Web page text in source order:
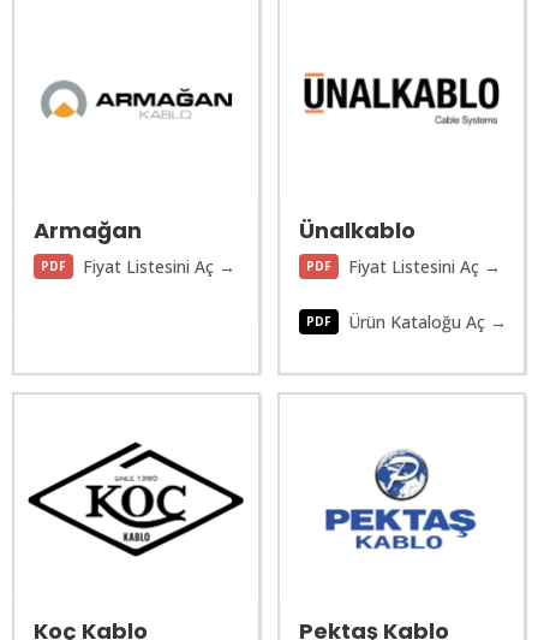
Armağan
PDF Fiyat Listesini Aç →
Ünalkablo
PDF Fiyat Listesini Aç →
PDF Ürün Kataloğu Aç →
Koç Kablo Pektaş Kablo